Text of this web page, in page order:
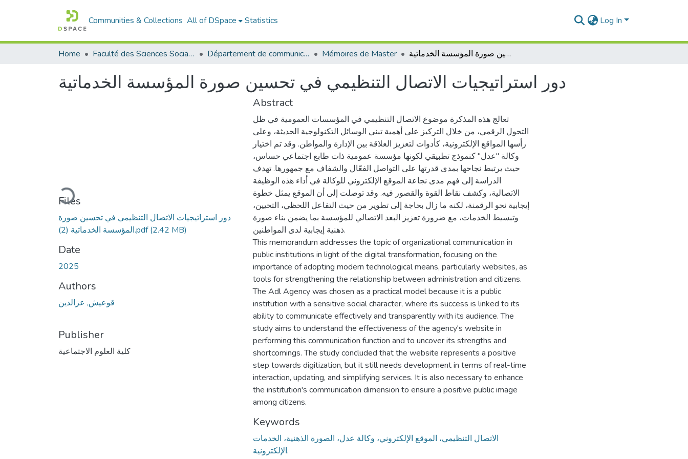
Communities & Collections All of DSpace Statistics Log In
Home Faculté des Sciences Sociales Département de communication Mémoires de Master دور استراتيجيات الاتصال التنظيمي في تحسين صورة المؤسسة الخدماتية
دور استراتيجيات الاتصال التنظيمي في تحسين صورة المؤسسة الخدماتية
Loading...
Files
دور استراتيجيات الاتصال التنظيمي في تحسين صورة
المؤسسة الخدماتية (2).pdf(2.42 MB)
Date
2025
Authors
قوعيش, عزالدين
Publisher
كلية العلوم الاجتماعية
Abstract
تعالج هذه المذكرة موضوع الاتصال التنظيمي في المؤسسات العمومية في ظل
التحول الرقمي، من خلال التركيز على أهمية تبني الوسائل التكنولوجية الحديثة، وعلى
رأسها المواقع الإلكترونية، كأدوات لتعزيز العلاقة بين الإدارة والمواطن. وقد تم اختيار
وكالة "عدل" كنموذج تطبيقي لكونها مؤسسة عمومية ذات طابع اجتماعي حساس،
حيث يرتبط نجاحها بمدى قدرتها على التواصل الفعّال والشفاف مع جمهورها. تهدف
الدراسة إلى فهم مدى نجاعة الموقع الإلكتروني للوكالة في أداء هذه الوظيفة
الاتصالية، وكشف نقاط القوة والقصور فيه. وقد توصلت إلى أن الموقع يمثل خطوة
إيجابية نحو الرقمنة، لكنه ما زال بحاجة إلى تطوير من حيث التفاعل اللحظي، التحيين،
وتبسيط الخدمات، مع ضرورة تعزيز البعد الاتصالي للمؤسسة بما يضمن بناء صورة
ذهنية إيجابية لدى المواطنين.
This memorandum addresses the topic of organizational communication in
public institutions in light of the digital transformation, focusing on the
importance of adopting modern technological means, particularly websites, as
tools for strengthening the relationship between administration and citizens.
The Adl Agency was chosen as a practical model because it is a public
institution with a sensitive social character, where its success is linked to its
ability to communicate effectively and transparently with its audience. The
study aims to understand the effectiveness of the agency's website in
performing this communication function and to uncover its strengths and
shortcomings. The study concluded that the website represents a positive
step towards digitization, but it still needs development in terms of real-time
interaction, updating, and simplifying services. It is also necessary to enhance
the institution's communication dimension to ensure a positive public image
among citizens.
Keywords
الاتصال التنظيمي، الموقع الإلكتروني، وكالة عدل، الصورة الذهنية، الخدمات
الإلكترونية.